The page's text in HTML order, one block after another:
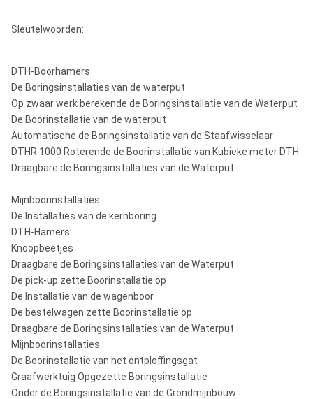
12“ 305mm508mm
12“ -
Nota's: Metzke, Remet-draad is beschikbaar!
Sleutelwoorden:
DTH-Boorhamers
De Boringsinstallaties van de waterput
Op zwaar werk berekende de Boringsinstallatie van de Waterput
De Boorinstallatie van de waterput
Automatische de Boringsinstallatie van de Staafwisselaar
DTHR 1000 Roterende de Boorinstallatie van Kubieke meter DTH
Draagbare de Boringsinstallaties van de Waterput
Mijnboorinstallaties
De Installaties van de kernboring
DTH-Hamers
Knoopbeetjes
Draagbare de Boringsinstallaties van de Waterput
De pick-up zette Boorinstallatie op
De Installatie van de wagenboor
De bestelwagen zette Boorinstallatie op
Draagbare de Boringsinstallaties van de Waterput
Mijnboorinstallaties
De Boorinstallatie van het ontploffingsgat
Graafwerktuig Opgezette Boringsinstallatie
Onder de Boringsinstallatie van de Grondmijnbouw